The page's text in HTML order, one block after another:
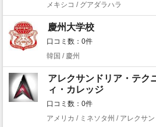
メキシコ / グアダラハラ
慶州大学校
口コミ数：0件
韓国 / 慶州
アレクサンドリア・テク
ィ・カレッジ
口コミ数：0件